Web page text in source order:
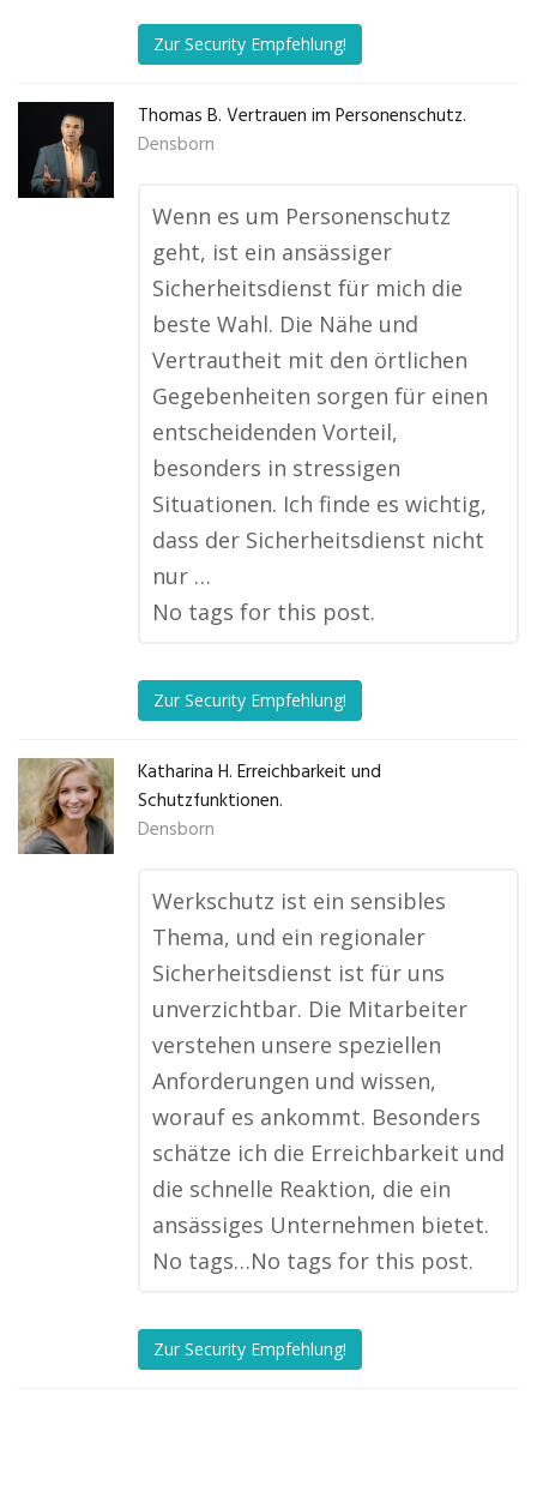
Zur Security Empfehlung!
Thomas B. Vertrauen im Personenschutz.
Densborn
Wenn es um Personenschutz
geht, ist ein ansässiger
Sicherheitsdienst für mich die
beste Wahl. Die Nähe und
Vertrautheit mit den örtlichen
Gegebenheiten sorgen für einen
entscheidenden Vorteil,
besonders in stressigen
Situationen. Ich finde es wichtig,
dass der Sicherheitsdienst nicht
nur …
No tags for this post.
Zur Security Empfehlung!
Katharina H. Erreichbarkeit und
Schutzfunktionen.
Densborn
Werkschutz ist ein sensibles
Thema, und ein regionaler
Sicherheitsdienst ist für uns
unverzichtbar. Die Mitarbeiter
verstehen unsere speziellen
Anforderungen und wissen,
worauf es ankommt. Besonders
schätze ich die Erreichbarkeit und
die schnelle Reaktion, die ein
ansässiges Unternehmen bietet.
No tags…No tags for this post.
Zur Security Empfehlung!